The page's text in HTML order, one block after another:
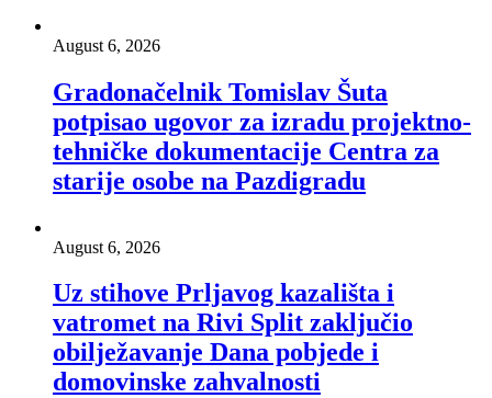
August 6, 2026
Gradonačelnik Tomislav Šuta
potpisao ugovor za izradu projektno-
tehničke dokumentacije Centra za
starije osobe na Pazdigradu
August 6, 2026
Uz stihove Prljavog kazališta i
vatromet na Rivi Split zaključio
obilježavanje Dana pobjede i
domovinske zahvalnosti